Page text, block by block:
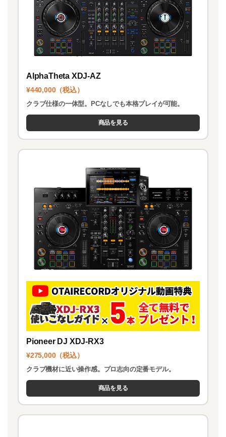
AlphaTheta XDJ-AZ
¥440,000（税込）
クラブ仕様の一体型。PCなしでも本格プレイが可能。
商品を見る
Pioneer DJ XDJ-RX3
¥275,000（税込）
クラブ機材に近い操作感。プロ志向の定番モデル。
商品を見る